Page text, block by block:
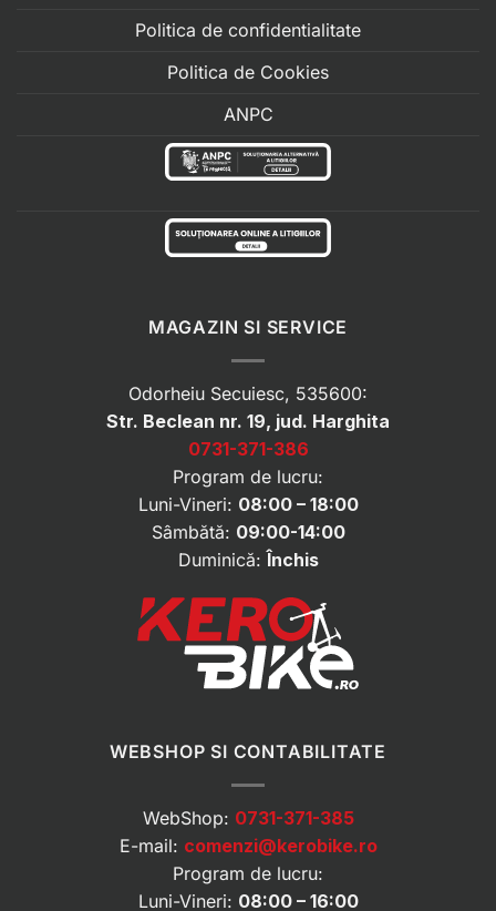
Politica de confidentialitate
Politica de Cookies
ANPC
MAGAZIN SI SERVICE
Odorheiu Secuiesc, 535600:
Str. Beclean nr. 19, jud. Harghita
0731-371-386
Program de lucru:
Luni-Vineri: 08:00 – 18:00
Sâmbătă: 09:00-14:00
Duminică:Închis
WEBSHOP SI CONTABILITATE
WebShop: 0731-371-385
E-mail: comenzi@kerobike.ro
Program de lucru:
Luni-Vineri: 08:00 – 16:00